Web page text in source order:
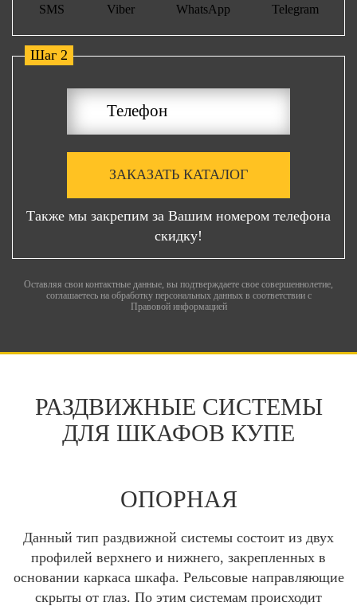
SMS Viber WhatsApp Telegram
Шаг 2
ЗАКАЗАТЬ КАТАЛОГ
Также мы закрепим за Вашим номером телефона
скидку!
Оставляя свои контактные данные, вы подтверждаете свое совершеннолетие,
соглашаетесь на обработку персональных данных в соответствии с
Правовой информацией
РАЗДВИЖНЫЕ СИСТЕМЫ
ДЛЯ ШКАФОВ КУПЕ
ОПОРНАЯ
Данный тип раздвижной системы состоит из двух
профилей верхнего и нижнего, закрепленных в
основании каркаса шкафа. Рельсовые направляющие
скрыты от глаз. По этим системам происходит